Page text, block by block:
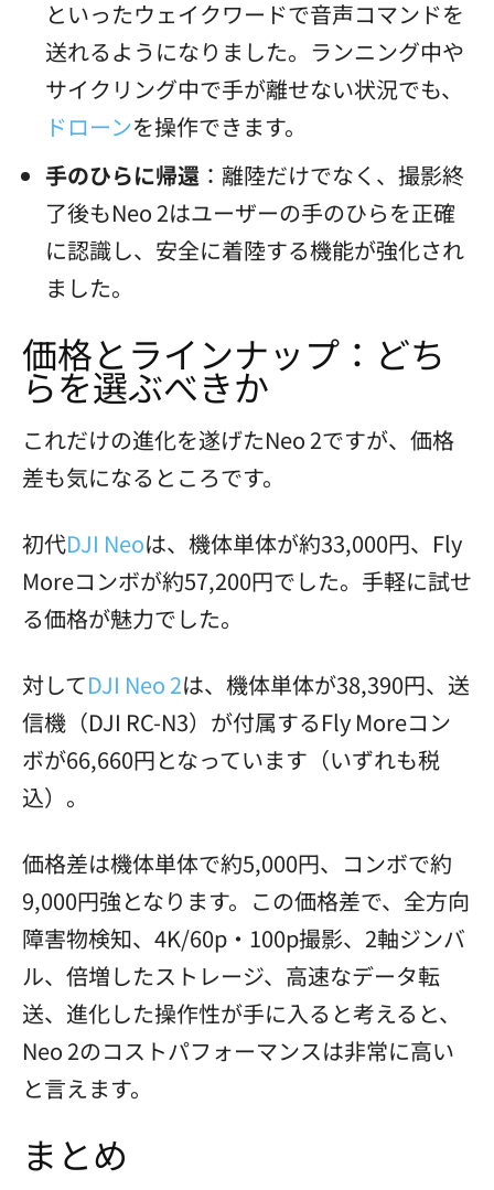
といったウェイクワードで音声コマンドを
送れるようになりました。ランニング中や
サイクリング中で手が離せない状況でも、
ドローンを操作できます。
手のひらに帰還 ：離陸だけでなく、撮影終
了後もNeo 2はユーザーの手のひらを正確
に認識し、安全に着陸する機能が強化され
ました。
価格とラインナップ：どち
らを選ぶべきか
これだけの進化を遂げたNeo 2ですが、価格
差も気になるところです。
初代DJI Neoは、機体単体が約33,000円、Fly
Moreコンボが約57,200円でした。手軽に試せ
る価格が魅力でした。
対してDJI Neo 2は、機体単体が38,390円、送
信機（DJI RC-N3）が付属するFly Moreコン
ボが66,660円となっています（いずれも税
込）。
価格差は機体単体で約5,000円、コンボで約
9,000円強となります。この価格差で、全方向
障害物検知、4K/60p・100p撮影、2軸ジンバ
ル、倍増したストレージ、高速なデータ転
送、進化した操作性が手に入ると考えると、
Neo 2のコストパフォーマンスは非常に高い
と言えます。
まとめ